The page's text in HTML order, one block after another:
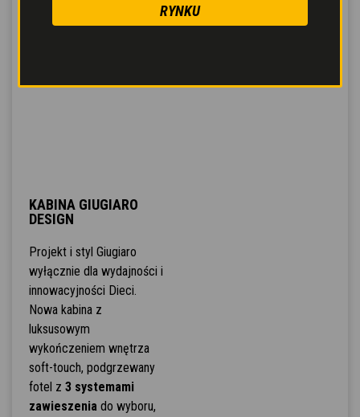
RYNKU
KABINA GIUGIARO
DESIGN
Projekt i styl Giugiaro
wyłącznie dla wydajności i
innowacyjności Dieci.
Nowa kabina z
luksusowym
wykończeniem wnętrza
soft-touch, podgrzewany
fotel z 3 systemami
zawieszenia do wyboru,